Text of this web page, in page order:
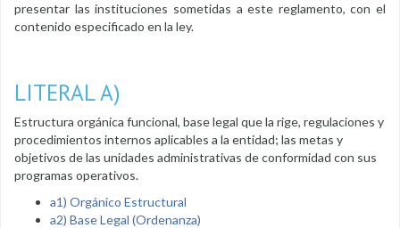
presentar las instituciones sometidas a este reglamento, con el
contenido especificado en la ley.
LITERAL A)
Estructura orgánica funcional, base legal que la rige, regulaciones y
procedimientos internos aplicables a la entidad; las metas y
objetivos de las unidades administrativas de conformidad con sus
programas operativos.
a1) Orgánico Estructural
a2) Base Legal (Ordenanza)